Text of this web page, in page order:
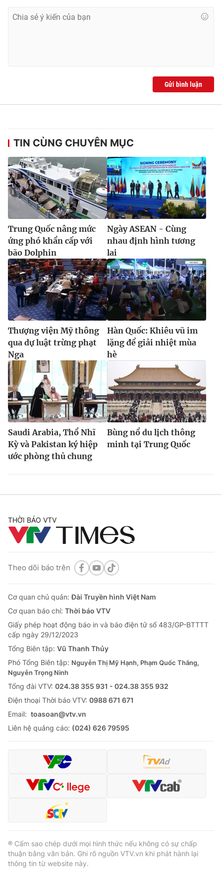
Gửi bình luận
TIN CÙNG CHUYÊN MỤC
Trung Quốc nâng mức
ứng phó khẩn cấp với
bão Dolphin
Ngày ASEAN - Cùng
nhau định hình tương
lai
Thượng viện Mỹ thông
qua dự luật trừng phạt
Nga
Hàn Quốc: Khiêu vũ im
lặng để giải nhiệt mùa
hè
Saudi Arabia, Thổ Nhĩ
Kỳ và Pakistan ký hiệp
ước phòng thủ chung
Bùng nổ du lịch thông
minh tại Trung Quốc
THỜI BÁO VTV
Theo dõi báo trên
Cơ quan chủ quản:Đài Truyền hình Việt Nam
Cơ quan báo chí: Thời báo VTV
Giấy phép hoạt động báo in và báo điện tử số 483/GP-BTTTT
cấp ngày 29/12/2023
Tổng Biên tập: Vũ Thanh Thủy
Phó Tổng Biên tập: Nguyễn Thị Mỹ Hạnh, Phạm Quốc Thắng,
Nguyễn Trọng Ninh
Tổng đài VTV: 024.38 355 931 - 024.38 355 932
Ðiện thoại Thời báo VTV: 0988 671 671
Email: toasoan@vtv.vn
Liên hệ quảng cáo: (024) 626 79595
® Cấm sao chép dưới mọi hình thức nếu không có sự chấp
thuận bằng văn bản. Ghi rõ nguồn VTV.vn khi phát hành lại
thông tin từ website này.